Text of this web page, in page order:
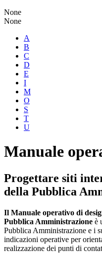
None
None
A
B
C
D
E
I
M
O
S
T
U
Manuale
Progettare siti
della Pubblica
Il Manuale operativo di
Pubblica Amministrazione è
Pubblica Amministrazione e i
indicazioni operative per
realizzazione dei punti di